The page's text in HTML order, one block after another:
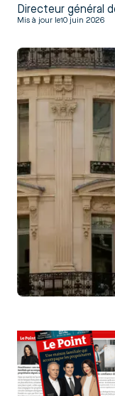
Directeur général
Mis à jour le10 juin 2026